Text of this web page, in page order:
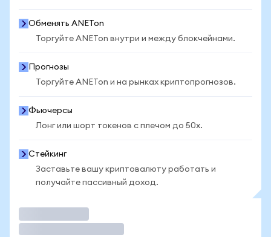
Обменять ANETon
Торгуйте ANETon внутри и между блокчейнами.
Прогнозы
Торгуйте ANETon и на рынках криптопрогнозов.
Фьючерсы
Лонг или шорт токенов с плечом до 50x.
Стейкинг
Заставьте вашу криптовалюту работать и
получайте пассивный доход.